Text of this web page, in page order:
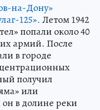
на-Дону»
125». Летом 1942
попали около 40
армий. После
в городе
получил
или
он в долине реки